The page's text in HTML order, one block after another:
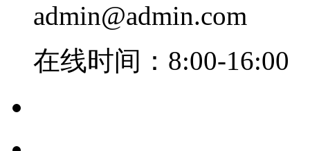
admin@admin.com
在线时间：8:00-16:00